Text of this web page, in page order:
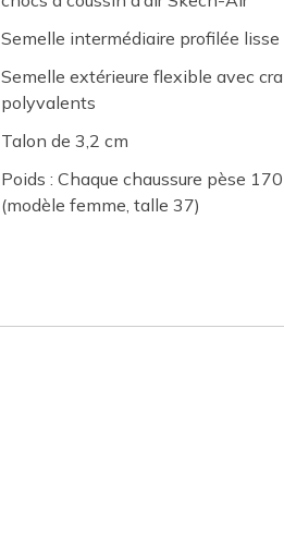
Semelle intermédiaire profilée lisse
Semelle extérieure flexible avec
polyvalents
Talon de 3,2 cm
Poids : Chaque chaussure pèse
(modèle femme, talle 37)